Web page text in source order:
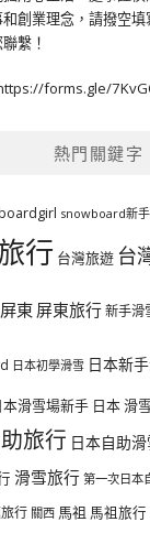
創業理念，請撥空填
繫！
forms.gle/
熱門關鍵字
snowboard新手
行 台灣旅遊 台
屏東 屏東旅行新手滑
日本初學滑雪 日本新
本滑雪場新手 日本 滑
旅行 日本自助滑
滑雪旅行 第一次日本
行 關西 馬祖 馬祖旅行